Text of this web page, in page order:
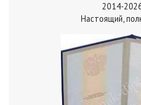
2014-
Настоящий,